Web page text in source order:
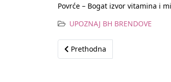
Povrće – Bogat izvor vitamina i
UPOZNAJ BH BRENDOVE
Prethodni članak: SVE KORISTI
Prethodna